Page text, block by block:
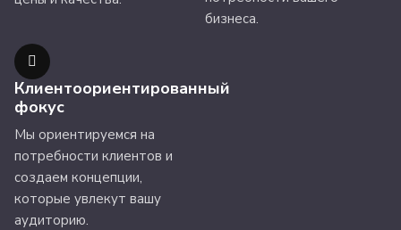
бизнеса.
Клиентоориентированный
фокус
Мы ориентируемся на
потребности клиентов и
создаем концепции,
которые увлекут вашу
аудиторию.